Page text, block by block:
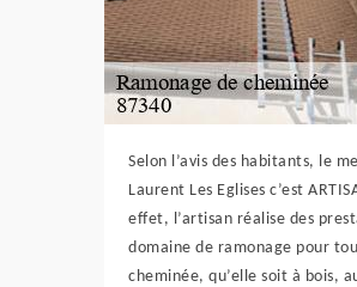
Selon l’avis des habitants, le
Laurent Les Eglises c’est
effet, l’artisan réalise des
domaine de ramonage pour
cheminée, qu’elle soit à bois,